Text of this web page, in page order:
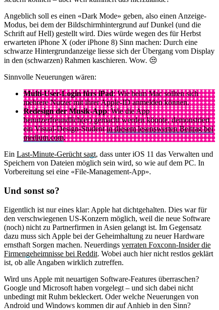
Angeblich soll es einen «Dark Mode» geben, also einen Anzeige-
Modus, bei dem der Bildschirmhintergrund auf Dunkel (und die
Schrift auf Hell) gestellt wird. Dies würde wegen des für Herbst
erwarteten iPhone X (oder iPhone 8) Sinn machen: Durch eine
schwarze Hintergrundanzeige liesse sich der Übergang vom Display
in den (schwarzen) Rahmen kaschieren. Wow. 😒
Sinnvolle Neuerungen wären:
Multi-User-Login fürs iPad: Wie beim Mac sollten sich
mehrere Nutzer mit ihrer Apple-ID anmelden können.
Redesign der Musik-App: Wie die App
benutzerfreundlich(er) gemacht werden könnte, demonstriert
ein Visual-Design-Studentin diesem lesenswerten Beitrag bei
medium.com.
Ein Last-Minute-Gerücht sagt, dass unter iOS 11 das Verwalten und
Speichern von Dateien möglich sein wird, so wie auf dem PC. In
Vorbereitung sei eine «File-Management-App».
Und sonst so?
Eigentlich ist nur eines klar: Apple hat dichtgehalten. Dies war für
den verschwiegenen US-Konzern möglich, weil die neue Software
(noch) nicht zu Partnerfirmen in Asien gelangt ist. Im Gegensatz
dazu muss sich Apple bei der Geheimhaltung zu neuer Hardware
ernsthaft Sorgen machen. Neuerdings verraten Foxconn-Insider die
Firmengeheimnisse bei Reddit. Wobei auch hier nicht restlos geklärt
ist, ob alle Angaben wirklich zutreffen.
Wird uns Apple mit neuartigen Software-Features überraschen?
Google und Microsoft haben vorgelegt – und sich dabei nicht
unbedingt mit Ruhm bekleckert. Oder welche Neuerungen von
Android und Windows kommen dir auf Anhieb in den Sinn?